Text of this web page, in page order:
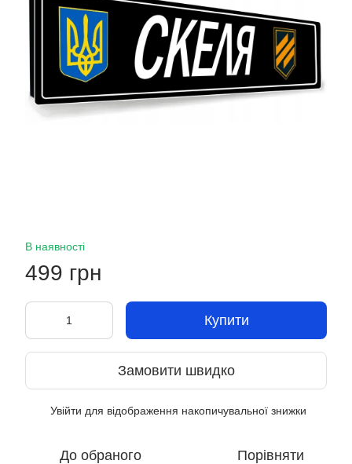
В наявності
499 грн
Купити
Замовити швидко
Увійти для відображення накопичувальної знижки
До обраного Порівняти